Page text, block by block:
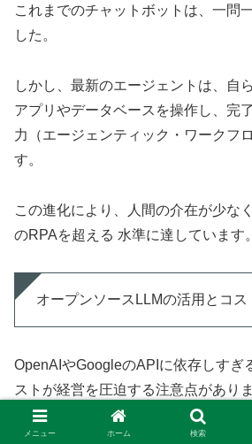
これまでのチャットボットは、一問
した。
しかし、最新のエージェントは、自
アプリやデータベースを操作し、完
力（エージェンティック・ワークフ
す。
この進化により、人間の介在が少な
のRPAを超える 水準に達しています。
オープンソースLLMの活用とコス
OpenAIやGoogleのAPIに依存しすぎ
ストが経営を圧迫する注意点がありま
近年は、MetaのLlama 3などのオー
メニュー ホーム 検索